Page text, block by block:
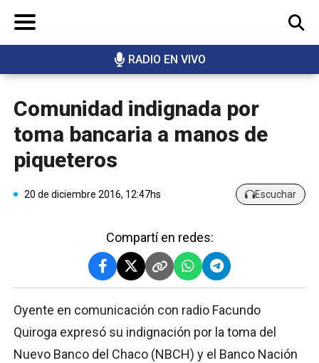
RADIO EN VIVO
BUSCAR
Comunidad indignada por
toma bancaria a manos de
piqueteros
20 de diciembre 2016, 12:47hs Escuchar
Compartí en redes:
Oyente en comunicación con radio Facundo
Quiroga expresó su indignación por la toma del
Nuevo Banco del Chaco (NBCH) y el Banco Nación